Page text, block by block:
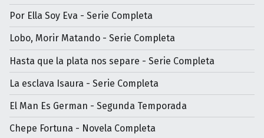
Por Ella Soy Eva - Serie Completa
Lobo, Morir Matando - Serie Completa
Hasta que la plata nos separe - Serie Completa
La esclava Isaura - Serie Completa
El Man Es German - Segunda Temporada
Chepe Fortuna - Novela Completa